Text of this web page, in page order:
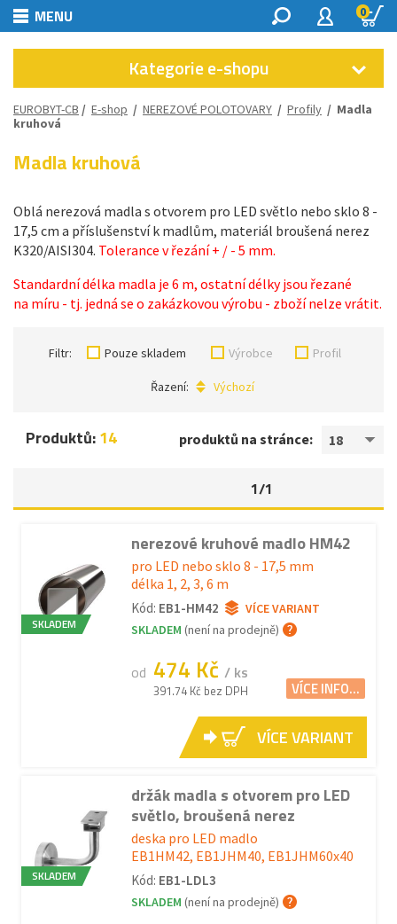
MENU 0
Kategorie e-shopu
EUROBYT-CB / E-shop / NEREZOVÉ POLOTOVARY / Profily / Madla
kruhová
Madla kruhová
Oblá nerezová madla s otvorem pro LED světlo nebo sklo 8 -
17,5 cm a příslušenství k madlům, materiál broušená nerez
K320/AISI304. Tolerance v řezání + / - 5 mm.
Standardní délka madla je 6 m, ostatní délky jsou řezané
na míru - tj. jedná se o zakázkovou výrobu - zboží nelze vrátit.
Filtr: Pouze skladem Výrobce Profil
Řazení: Výchozí
produktů na stránce: 18
Produktů:14
1/1
SKLADEM
nerezové kruhové madlo HM42
pro LED nebo sklo 8 - 17,5 mm
délka 1, 2, 3, 6 m
Kód: EB1-HM42
VÍCE VARIANT
SKLADEM (není na prodejně)
od 474 Kč / ks
391.74 Kč bez DPH VÍCE INFO...
VÍCE VARIANT
SKLADEM
držák madla s otvorem pro LED
světlo, broušená nerez
deska pro LED madlo
EB1HM42, EB1JHM40, EB1JHM60x40
Kód: EB1-LDL3
SKLADEM (není na prodejně)